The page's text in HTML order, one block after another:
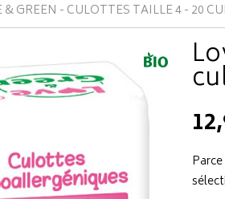
& GREEN - CULOTTES TAILLE 4 - 20